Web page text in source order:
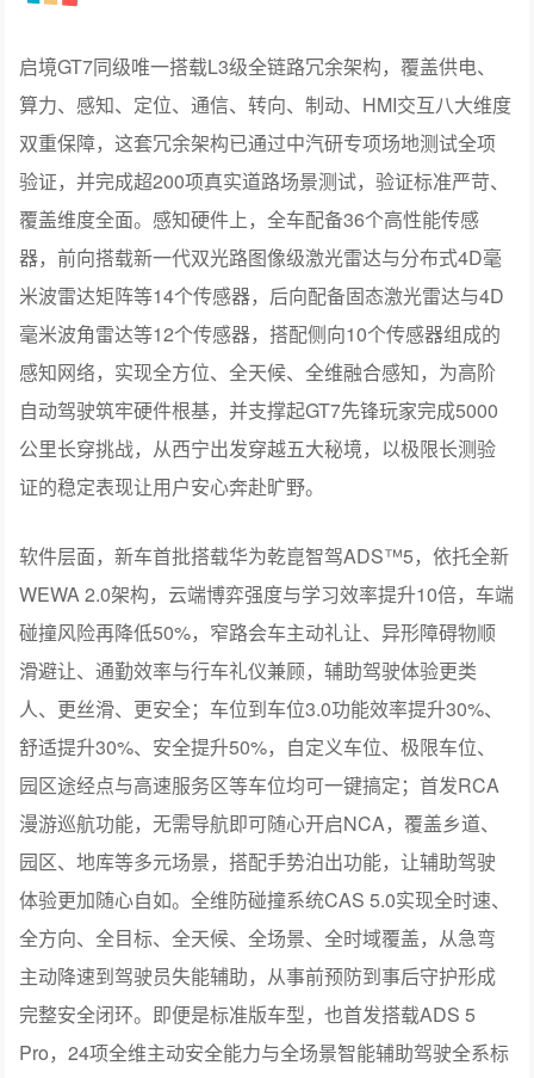
启境GT7同级唯一搭载L3级全链路冗余架构，覆盖供电、
算力、感知、定位、通信、转向、制动、HMI交互八大维度
双重保障，这套冗余架构已通过中汽研专项场地测试全项
验证，并完成超200项真实道路场景测试，验证标准严苛、
覆盖维度全面。感知硬件上，全车配备36个高性能传感
器，前向搭载新一代双光路图像级激光雷达与分布式4D毫
米波雷达矩阵等14个传感器，后向配备固态激光雷达与4D
毫米波角雷达等12个传感器，搭配侧向10个传感器组成的
感知网络，实现全方位、全天候、全维融合感知，为高阶
自动驾驶筑牢硬件根基，并支撑起GT7先锋玩家完成5000
公里长穿挑战，从西宁出发穿越五大秘境，以极限长测验
软件层面，新车首批搭载华为乾崑智驾ADS™5，依托全新
WEWA 2.0架构，云端博弈强度与学习效率提升10倍，车端
碰撞风险再降低50%，窄路会车主动礼让、异形障碍物顺
滑避让、通勤效率与行车礼仪兼顾，辅助驾驶体验更类
人、更丝滑、更安全；车位到车位3.0功能效率提升30%、
舒适提升30%、安全提升50%，自定义车位、极限车位、
园区途经点与高速服务区等车位均可一键搞定；首发RCA
漫游巡航功能，无需导航即可随心开启NCA，覆盖乡道、
园区、地库等多元场景，搭配手势泊出功能，让辅助驾驶
体验更加随心自如。全维防碰撞系统CAS 5.0实现全时速、
全方向、全目标、全天候、全场景、全时域覆盖，从急弯
主动降速到驾驶员失能辅助，从事前预防到事后守护形成
完整安全闭环。即便是标准版车型，也首发搭载ADS 5